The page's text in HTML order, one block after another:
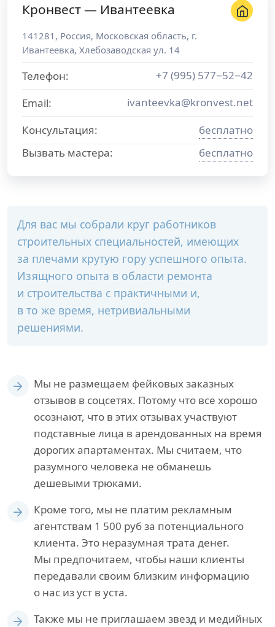
Кронвест — Ивантеевка
141281 , Россия, Московская область, г.
Ивантеевка, Хлебозаводская ул. 14
Телефон:
+7 (995) 577−52−42
Email:
ivanteevka@kronvest.net
Консультация:
бесплатно
Вызвать мастера:
бесплатно
Для вас мы собрали круг работников
строительных специальностей, имеющих
за плечами крутую гору успешного опыта.
Изящного опыта в области ремонта
и строительства с практичными и,
в то же время, нетривиальными
решениями.
Мы не размещаем фейковых заказных
отзывов в соцсетях. Потому что все хорошо
осознают, что в этих отзывах участвуют
подставные лица в арендованных на время
дорогих апартаментах. Мы считаем, что
разумного человека не обманешь
дешевыми трюками.
Кроме того, мы не платим рекламным
агентствам 1 500 руб за потенциального
клиента. Это неразумная трата денег.
Мы предпочитаем, чтобы наши клиенты
передавали своим близким информацию
о нас из уст в уста.
Также мы не приглашаем звезд и медийных